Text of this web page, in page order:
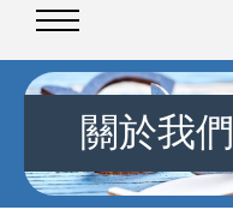
關於我們